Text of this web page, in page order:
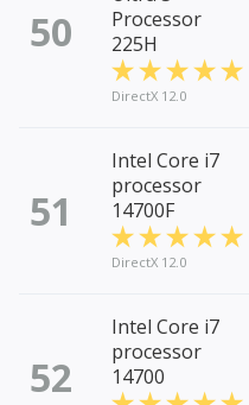
50
Processor
225H
DirectX 12.0
51
Intel Core i7
processor
14700F
DirectX 12.0
52
Intel Core i7
processor
14700